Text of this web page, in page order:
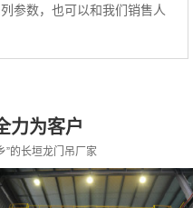
参数，也可以和我们销售人
力为客户
”的长垣龙门吊厂家